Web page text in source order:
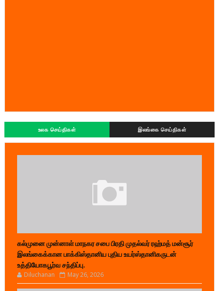
உலக செய்திகள் இலங்கை செய்திகள்
கல்முனை முன்னாள் மாநகர சபை பிரதி முதல்வர் ரஹ்மத் மன்சூர்
இலங்கைக்கான பாக்கிஸ்தானிய புதிய உயர்ஸ்தானிகருடன்
உத்தியோகபூர்வ சந்திப்பு.
Diluchanan May 26, 2026